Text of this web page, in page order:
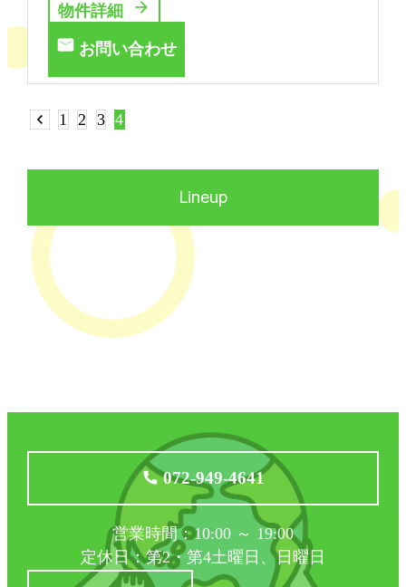
物件詳細
お問い合わせ
chevron_left 1 2 3 4
Lineup
072-949-4641
営業時間：10:00 ～ 19:00
定休日：第2・第4土曜日、日曜日